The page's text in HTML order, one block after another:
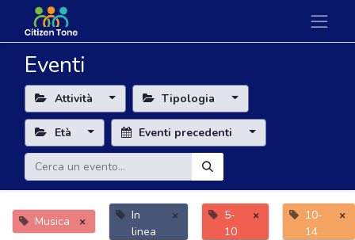
Eventi
Attività Tipologia
Età Eventi precedenti
Musica ×
In
linea
×
5-
10
×
10-
14
×